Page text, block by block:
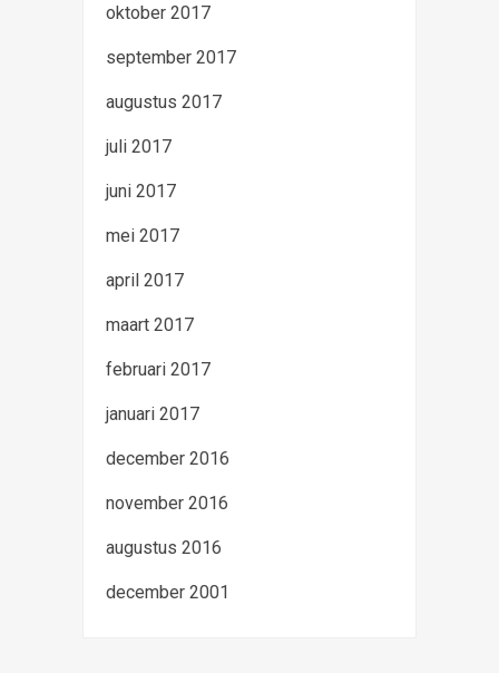
oktober 2017
september 2017
augustus 2017
juli 2017
juni 2017
mei 2017
april 2017
maart 2017
februari 2017
januari 2017
december 2016
november 2016
augustus 2016
december 2001